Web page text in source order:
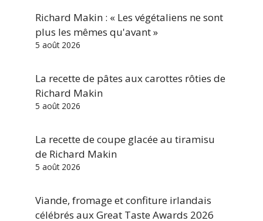
Richard Makin : « Les végétaliens ne sont
plus les mêmes qu'avant »
5 août 2026
La recette de pâtes aux carottes rôties de
Richard Makin
5 août 2026
La recette de coupe glacée au tiramisu
de Richard Makin
5 août 2026
Viande, fromage et confiture irlandais
célébrés aux Great Taste Awards 2026